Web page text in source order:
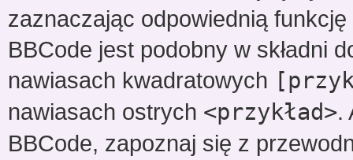
zaznaczając odpowiednią
BBCode jest podobny w składni
nawiasach kwadratowych
nawiasach ostrych <przykład>.
BBCode, zapoznaj się z